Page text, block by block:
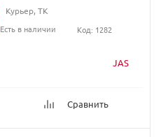
JAS
Сравнить
Курьер, ТК
Есть в наличии
Код: 1282